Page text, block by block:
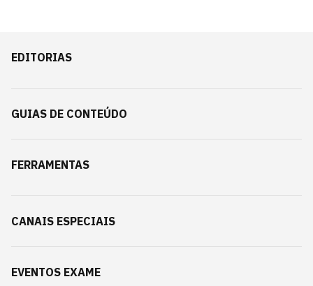
EDITORIAS
GUIAS DE CONTEÚDO
FERRAMENTAS
CANAIS ESPECIAIS
EVENTOS EXAME